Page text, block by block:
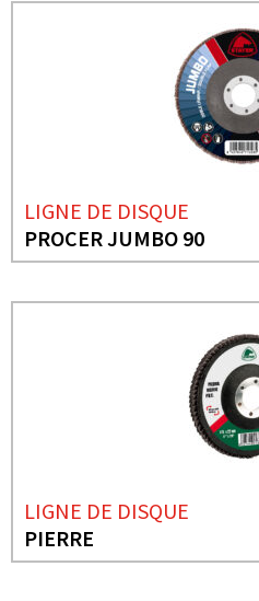
LIGNE DE DISQUE
PROCER JUMBO 90
LIGNE DE DISQUE
PIERRE